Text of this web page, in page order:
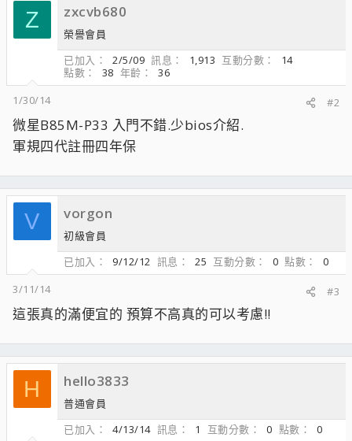
Z zxcvb680
榮譽會員
已加入
2/5/09 訊息 1,913 互動分數
14
點數
38 年齡
36
1/30/14
#2
微星B85M-P33 入門不錯.少bios介紹.
軍規四代註冊四年保
V vorgon
初級會員
已加入
9/12/12 訊息 25 互動分數 0 點數
0
3/11/14
#3
這張真的滿便宜的 預算不高真的可以考慮!!
H hello3833
普通會員
已加入
4/13/14 訊息 1 互動分數 0 點數
0